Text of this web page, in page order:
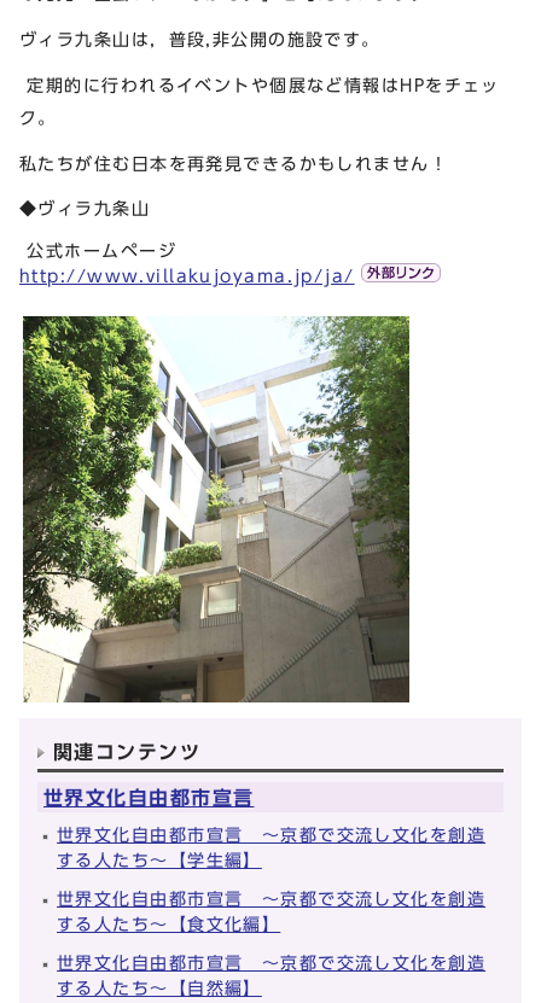
ヴィラ九条山は，普段,非公開の施設です。
定期的に行われるイベントや個展など情報はHPをチェッ
ク。
私たちが住む日本を再発見できるかもしれません！
◆ヴィラ九条山
公式ホームページ
http://www.villakujoyama.jp/ja/
関連コンテンツ
世界文化自由都市宣言
世界文化自由都市宣言 ～京都で交流し文化を創造
する人たち～【学生編】
世界文化自由都市宣言 ～京都で交流し文化を創造
する人たち～【食文化編】
世界文化自由都市宣言 ～京都で交流し文化を創造
する人たち～【自然編】